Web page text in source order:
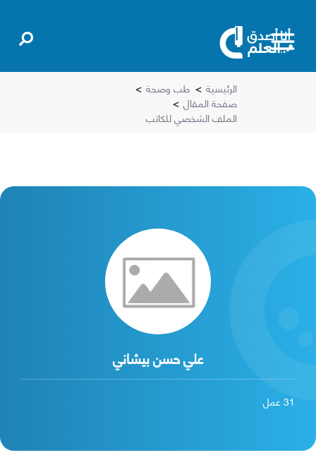
الرئيسية > طب وصحة >
صفحة المقال >
الملف الشخصي للكاتب
علي حسن بيشاني
31عمل